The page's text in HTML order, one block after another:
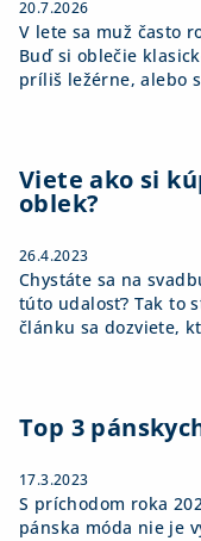
20.7.2026
V lete sa muž často
Buď si oblečie
príliš ležérne, alebo
Viete ako si
oblek?
26.4.2023
Chystáte sa na
túto udalosť? Tak to
článku sa dozviete,
Top 3
17.3.2023
S príchodom roka
pánska móda nie je